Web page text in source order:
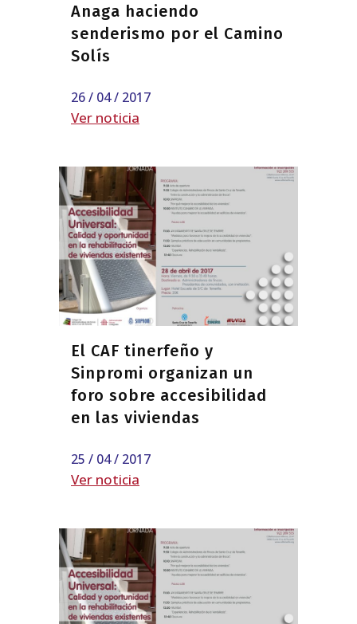
Anaga haciendo
senderismo por el Camino
Solís
26 / 04 / 2017
Ver noticia
El CAF tinerfeño y
Sinpromi organizan un
foro sobre accesibilidad
en las viviendas
25 / 04 / 2017
Ver noticia